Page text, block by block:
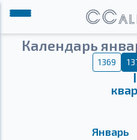
Календарь
1369
Ⅰ
Январь